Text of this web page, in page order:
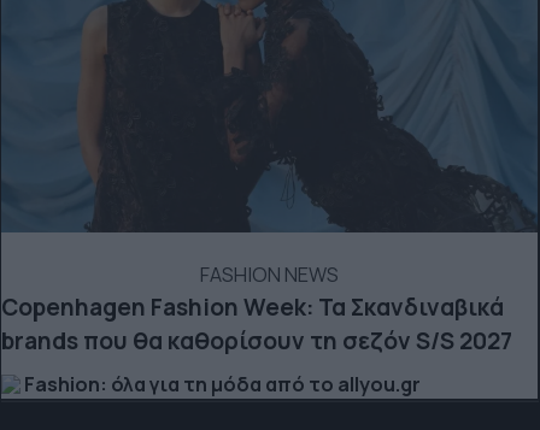
FASHION NEWS
Copenhagen Fashion Week: Τα Σκανδιναβικά
brands που θα καθορίσουν τη σεζόν S/S 2027
Fashion: όλα για τη μόδα από το allyou.gr